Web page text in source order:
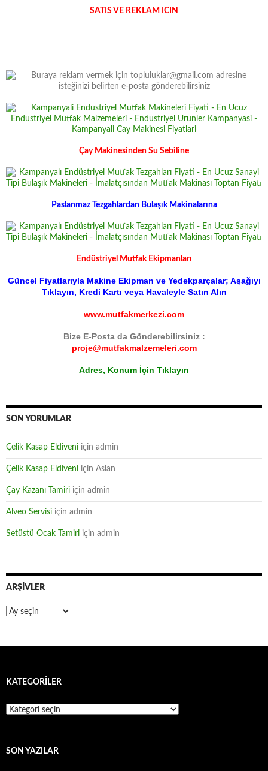
SATIS VE REKLAM ICIN
Çay Makinesinden Su Sebiline
Paslanmaz Tezgahlardan Bulaşık Makinalarına
Endüstriyel Mutfak Ekipmanları
Güncel Fiyatlarıyla Makine Ekipman ve Yedekparçalar; Aşağıyı
Tıklayın, Kredi Kartı veya Havaleyle Satın Alın
www.mutfakmerkezi.com
Bize E-Posta da Gönderebilirsiniz :
proje@mutfakmalzemeleri.com
Adres, Konum İçin Tıklayın
SON YORUMLAR
Çelik Kasap Eldiveni için admin
Çelik Kasap Eldiveni için Aslan
Çay Kazanı Tamiri için admin
Alveo Servisi için admin
Setüstü Ocak Tamiri için admin
ARŞIVLER
Arşivler
KATEGORILER
Kategoriler
SON YAZILAR